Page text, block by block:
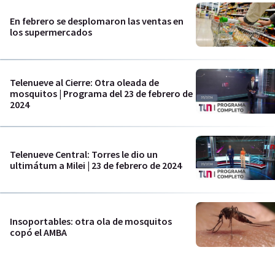
En febrero se desplomaron las ventas en
los supermercados
Telenueve al Cierre: Otra oleada de
mosquitos | Programa del 23 de febrero de
2024
Telenueve Central: Torres le dio un
ultimátum a Milei | 23 de febrero de 2024
Insoportables: otra ola de mosquitos
copó el AMBA